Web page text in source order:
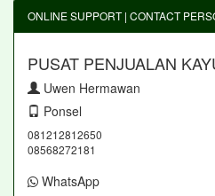
ONLINE SUPPORT | CONTACT
PUSAT PENJUALAN
Uwen Hermawan
Ponsel
081212812650
08568272181
WhatsApp